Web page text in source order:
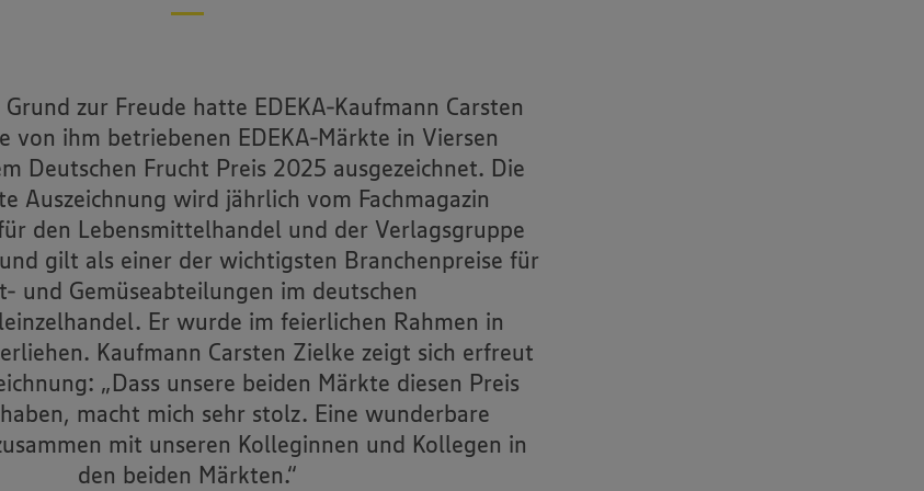
zur Freude hatte EDEKA-Kaufmann Carsten
von ihm betriebenen EDEKA-Märkte in Viersen
Deutschen Frucht Preis 2025 ausgezeichnet. Die
Auszeichnung wird jährlich vom Fachmagazin
den Lebensmittelhandel und der Verlagsgruppe
gilt als einer der wichtigsten Branchenpreise für
und Gemüseabteilungen im deutschen
Er wurde im feierlichen Rahmen in
Kaufmann Carsten Zielke zeigt sich erfreut
„Dass unsere beiden Märkte diesen Preis
macht mich sehr stolz. Eine wunderbare
mit unseren Kolleginnen und Kollegen in
den beiden Märkten.“